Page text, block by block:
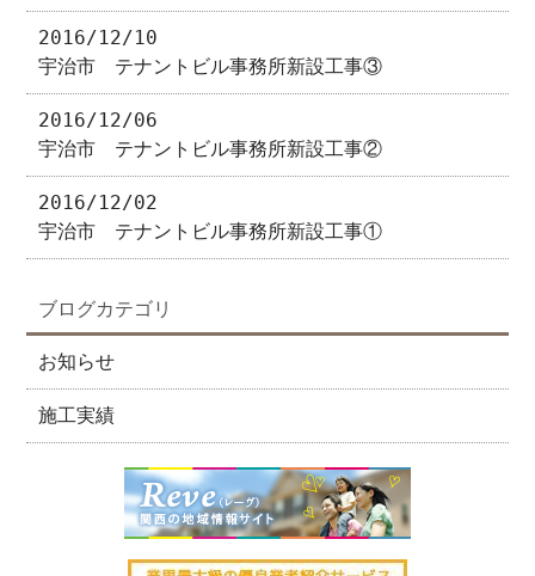
2016/12/10
宇治市 テナントビル事務所新設工事③
2016/12/06
宇治市 テナントビル事務所新設工事②
2016/12/02
宇治市 テナントビル事務所新設工事①
ブログカテゴリ
お知らせ
施工実績